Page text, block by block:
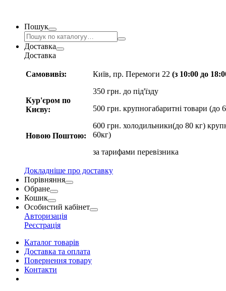
Пошук
Доставка
Доставка
Самовивіз:
Кур'єром по
Києву:
Новою Поштою:
Київ, пр. Перемоги 22 (з 10:00 до
350 грн. до під'їзду
500 грн. крупногабаритні товари (до
600 грн. холодильники(до 80 кг)
60кг)
за тарифами перевізника
Докладніше про доставку
Порівняння
Обране
Кошик
Особистий кабінет
Авторизація
Реєстрація
Каталог товарів
Доставка та оплата
Повернення товару
Контакти